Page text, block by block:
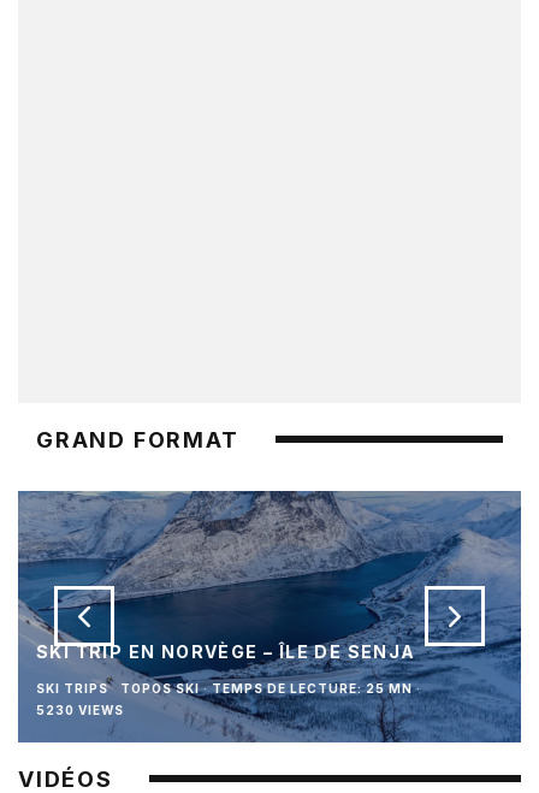
GRAND FORMAT
SKI TRIP EN NORVÈGE – ÎLE DE SENJA
SKI TRIPS TOPOS SKI · TEMPS DE LECTURE: 25 MN ·
5230 VIEWS
VIDÉOS